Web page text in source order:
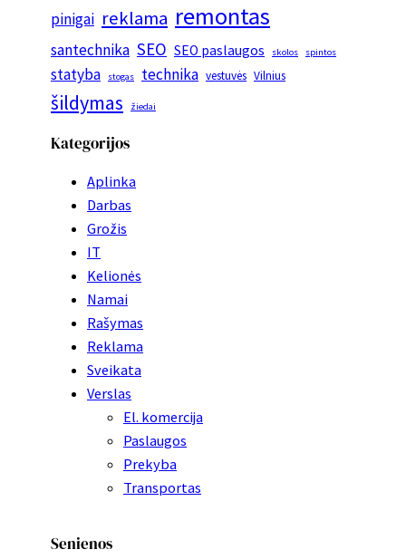
pinigai reklama remontas
santechnika SEO SEO paslaugos skolos spintos
statyba stogas technika vestuvės Vilnius
šildymas žiedai
Kategorijos
Aplinka
Darbas
Grožis
IT
Kelionės
Namai
Rašymas
Reklama
Sveikata
Verslas
El. komercija
Paslaugos
Prekyba
Transportas
Senienos